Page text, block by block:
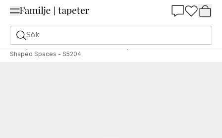
Sök
Tapeter Varumärken Grandeco Shaped Stories
Shaped Spaces - S5204